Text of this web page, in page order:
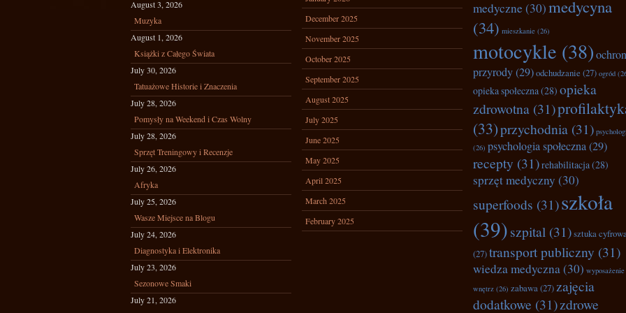
August 3, 2026
Muzyka
August 1, 2026
Książki z Całego Świata
July 30, 2026
Tatuażowe Historie i Znaczenia
July 28, 2026
Pomysły na Weekend i Czas Wolny
July 28, 2026
Sprzęt Treningowy i Recenzje
July 26, 2026
Afryka
July 25, 2026
Wasze Miejsce na Blogu
July 24, 2026
Diagnostyka i Elektronika
July 23, 2026
Sezonowe Smaki
July 21, 2026
December 2025
November 2025
October 2025
September 2025
August 2025
July 2025
June 2025
May 2025
April 2025
March 2025
February 2025
medyczne (30)medycyna
(34) mieszkanie (26)
motocykle (38)
przyrody(29)odchudzanie (27) ogród
opieka społeczna(28) opieka
zdrowotna (31)
(33)przychodnia (31)
(26) psychologia społeczna(29)
recepty (31)rehabilitacja(28)
sprzęt medyczny (30)
superfoods (31)szkoła
(39)szpital (31)sztuka
(27)transport publiczny (31)
wiedza medyczna(30) wyposażenie
wnętrz (26) zabawa(27) zajęcia
dodatkowe (31)zdrowe